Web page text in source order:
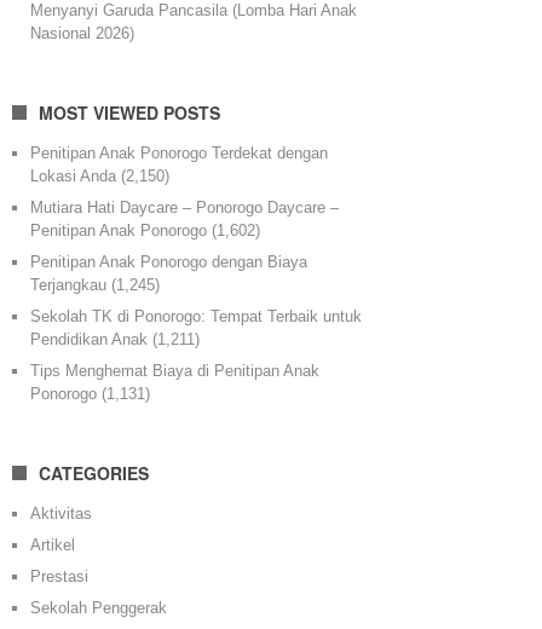
Menyanyi Garuda Pancasila (Lomba Hari Anak
Nasional 2026)
MOST VIEWED POSTS
Penitipan Anak Ponorogo Terdekat dengan
Lokasi Anda (2,150)
Mutiara Hati Daycare – Ponorogo Daycare –
Penitipan Anak Ponorogo (1,602)
Penitipan Anak Ponorogo dengan Biaya
Terjangkau (1,245)
Sekolah TK di Ponorogo: Tempat Terbaik untuk
Pendidikan Anak (1,211)
Tips Menghemat Biaya di Penitipan Anak
Ponorogo (1,131)
CATEGORIES
Aktivitas
Artikel
Prestasi
Sekolah Penggerak